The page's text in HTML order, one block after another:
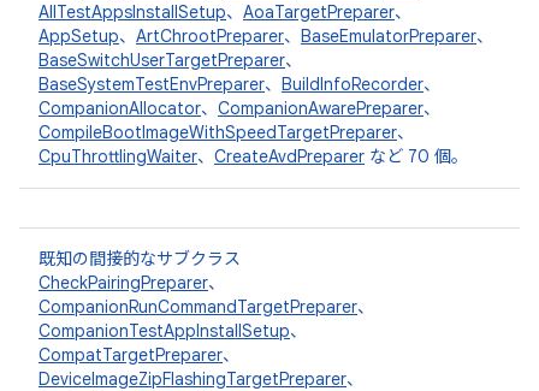
AllTestAppsInstallSetup、 AoaTargetPreparer、
AppSetup、 ArtChrootPreparer、 BaseEmulatorPreparer、
BaseSwitchUserTargetPreparer、
BaseSystemTestEnvPreparer、 BuildInfoRecorder、
CompanionAllocator、 CompanionAwarePreparer、
CompileBootImageWithSpeedTargetPreparer、
CpuThrottlingWaiter、 CreateAvdPreparer など 70 個。
既知の間接的なサブクラス
CheckPairingPreparer、
CompanionRunCommandTargetPreparer、
CompanionTestAppInstallSetup、
CompatTargetPreparer、
DeviceImageZipFlashingTargetPreparer、